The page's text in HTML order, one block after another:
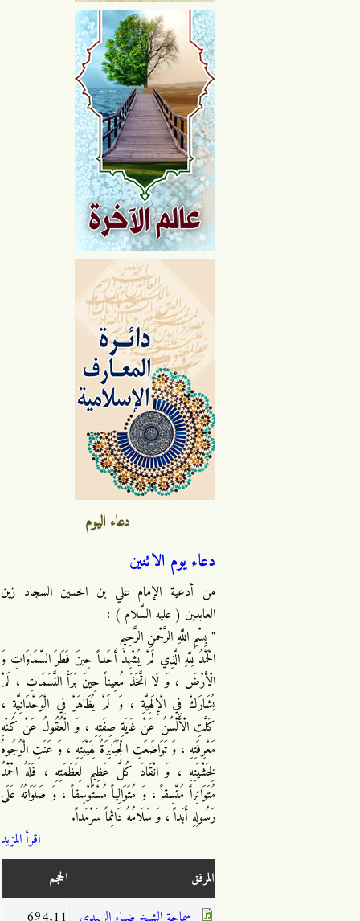
دعاء اليوم
دعاء يوم الاثنين
من أدعية الإمام علي بن الحسين السجاد زين
العابدين ( عليه السَّلام ) :
" بِسْمِ اللَّهِ الرَّحْمنِ الرَّحِيمِ
الْحَمْدُ لِلَّهِ الَّذِي لَمْ يُشْهِدْ أَحَداً حِينَ فَطَرَ السَّمَاوَاتِ وَ
الْأَرْضَ ، وَ لَا اتَّخَذَ مُعِيناً حِينَ بَرَأَ النَّسَمَاتِ ، لَمْ
يُشَارَكْ فِي الْإِلَهِيَّةِ ، وَ لَمْ يُظَاهَرْ فِي الْوَحْدَانِيَّةِ ،
كَلَّتِ الْأَلْسُنُ عَنْ غَايَةِ صِفَتِهِ ، وَ الْعُقُولُ عَنْ كُنْهِ
مَعْرِفَتِهِ ، وَ تَوَاضَعَتِ الْجَبَابِرَةُ لِهَيْبَتِهِ ، وَ عَنَتِ الْوُجُوهُ
لِخَشْيَتِهِ ، وَ انْقَادَ كُلُّ عَظِيمٍ لِعَظَمَتِهِ ، فَلَهُ الْحَمْدُ
مُتَوَاتِراً مُتَّسِقاً ، وَ مُتَوَالِياً مُسْتَوْسِقاً ، وَ صَلَوَاتُهُ عَلَى
رَسُولِهِ أَبَداً ، وَ سَلَامُهُ دَائِماً سَرْمَداً.
اقرأ المزيد
المرفق
الحجم